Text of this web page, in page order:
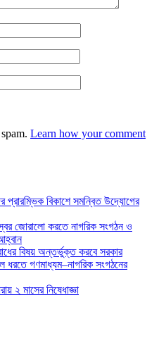
Learn how your comment
প্রারম্ভিক বিকাশে সমন্বিত উদ্যোগের
জোরালো করতে নাগরিক সংগঠন ও
বিষয় অন্তর্ভুক্ত করবে সরকার
ধরতে গণমাধ্যম–নাগরিক সংগঠনের
২ মাসের নিষেধাজ্ঞা